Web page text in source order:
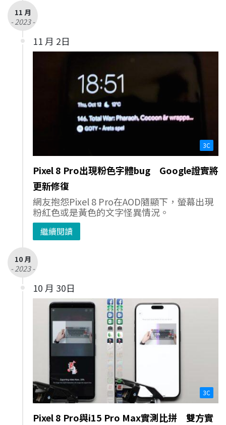
11 月
- 2023 -
11 月 2日
3C
Pixel 8 Pro出現粉色字體bug Google證實將
更新修復
網友抱怨Pixel 8 Pro在AOD隨顯下，螢幕出現
粉紅色或是黃色的文字怪異情況。
繼續閱讀
10 月
- 2023 -
10 月 30日
3C
Pixel 8 Pro與i15 Pro Max實測比拼 雙方實